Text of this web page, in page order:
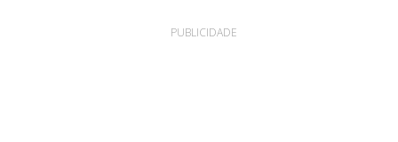
PUBLICIDADE